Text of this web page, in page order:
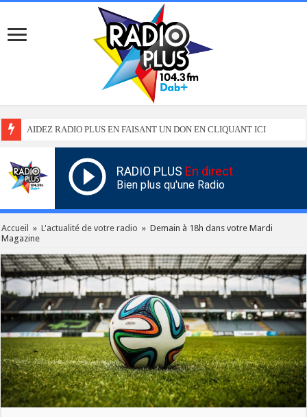
AIDEZ RADIO PLUS EN FAISANT UN DON EN CLIQUANT ICI
RADIO PLUS En direct
Bien plus qu'une Radio
Accueil » L'actualité de votre radio » Demain à 18h dans votre Mardi
Magazine